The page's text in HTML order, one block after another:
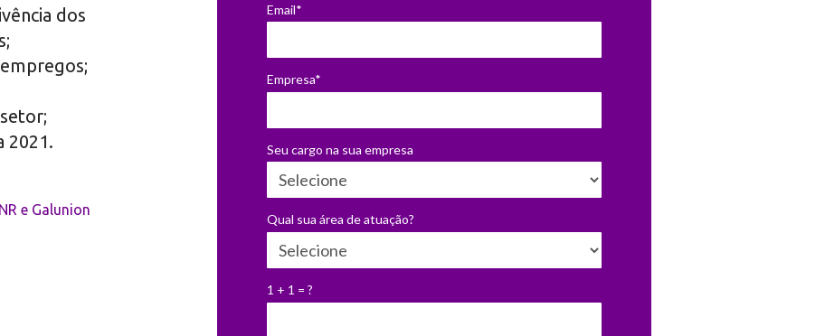
dos
2021.
e Galunion
Email*
Empresa*
Seu cargo na sua empresa
Qual sua área de atuação?
1 + 1 = ?